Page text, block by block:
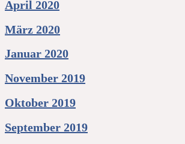
April 2020
März 2020
Januar 2020
November 2019
Oktober 2019
September 2019